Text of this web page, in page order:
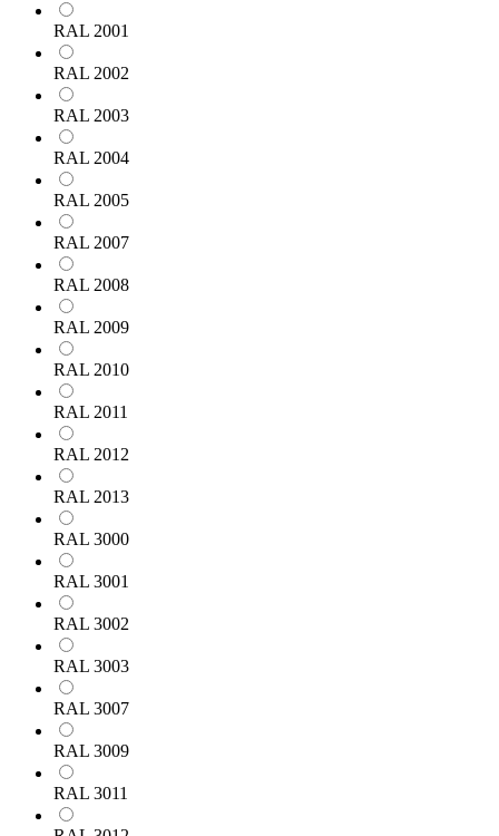
RAL 2001
RAL 2002
RAL 2003
RAL 2004
RAL 2005
RAL 2007
RAL 2008
RAL 2009
RAL 2010
RAL 2011
RAL 2012
RAL 2013
RAL 3000
RAL 3001
RAL 3002
RAL 3003
RAL 3007
RAL 3009
RAL 3011